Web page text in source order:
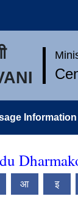
Information
आ इ